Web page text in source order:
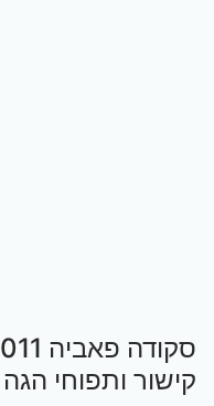
קישור ותפוחי הגה